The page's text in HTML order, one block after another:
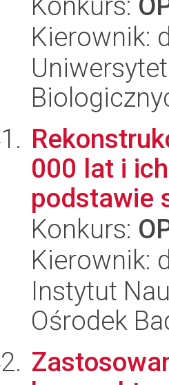
Kierownik:
000 lat i
podstawie
Konkurs:
Kierownik:
Instytut
Ośrodek